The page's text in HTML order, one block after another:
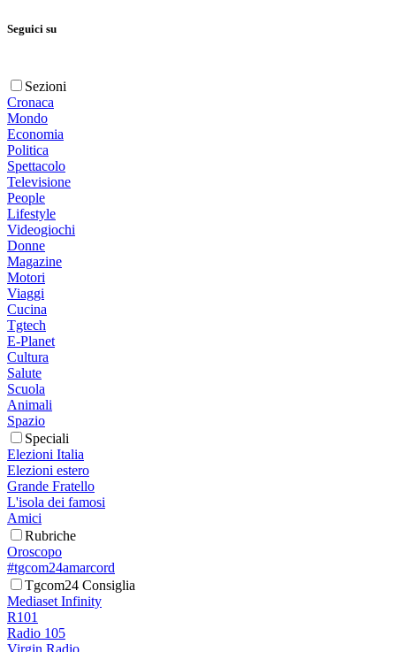
Seguici su
Sezioni
Cronaca
Mondo
Economia
Politica
Spettacolo
Televisione
People
Lifestyle
Videogiochi
Donne
Magazine
Motori
Viaggi
Cucina
Tgtech
E-Planet
Cultura
Salute
Scuola
Animali
Spazio
Speciali
Elezioni Italia
Elezioni estero
Grande Fratello
L'isola dei famosi
Amici
Rubriche
Oroscopo
#tgcom24amarcord
Tgcom24 Consiglia
Mediaset Infinity
R101
Radio 105